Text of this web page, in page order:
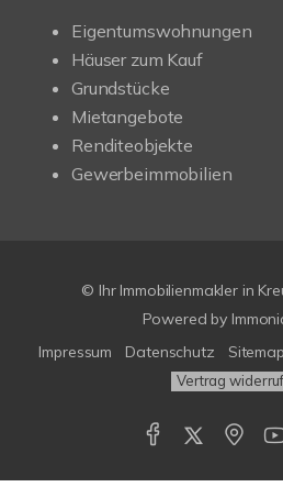
Eigentumswohnungen
Häuser zum Kauf
Grundstücke
Mietangebote
Renditeobjekte
Gewerbeimmobilien
© Ihr Immobilienmakler in
Powered by
Impressum
Datenschutz Sitemap
Vertrag